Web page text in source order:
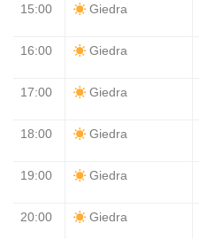
15:00 Giedra
16:00 Giedra
17:00 Giedra
18:00 Giedra
19:00 Giedra
20:00 Giedra